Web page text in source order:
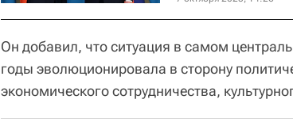
Он добавил, что ситуация в самом
годы эволюционировала в сторону
экономического сотрудничества,